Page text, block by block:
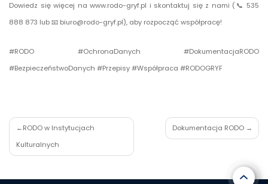
Dowiedz się więcej nawww.rodo-gryf.pl i skontaktuj się z nami (📞 535
888 873 lub 📧 biuro@rodo-gryf.pl), aby rozpocząć współpracę!
#RODO #OchronaDanych #DokumentacjaRODO
#BezpieczeństwoDanych #Przepisy #Współpraca #RODOGRYF
Nawigacja
wpisu
RODO w Instytucjach
Kulturalnych
Dokumentacja RODO